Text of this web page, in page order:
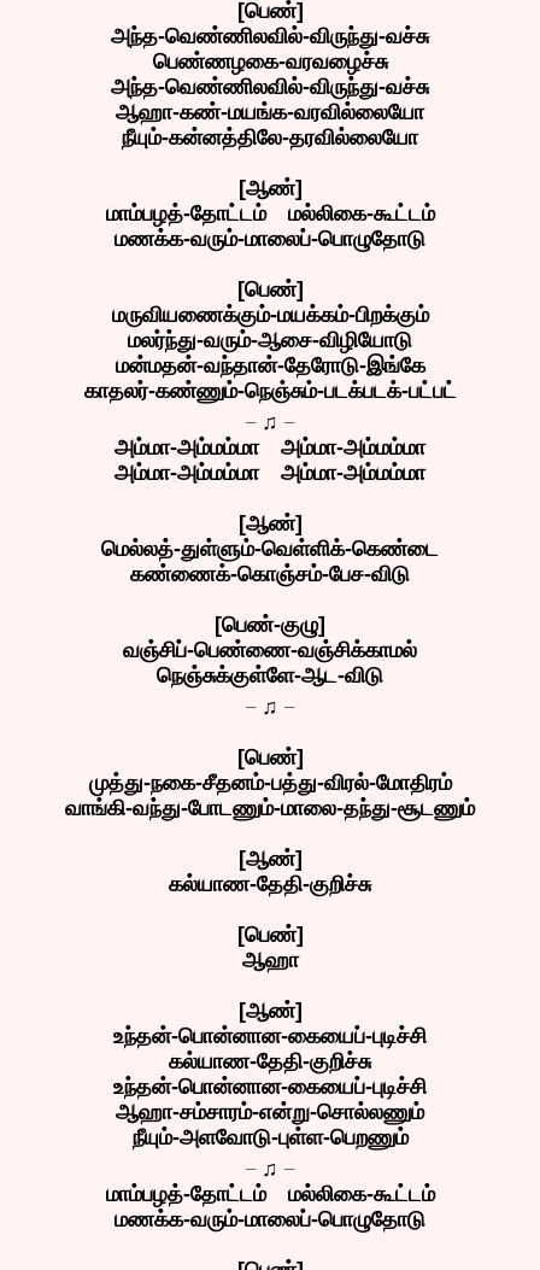
[பெண்]
அந்த-வெண்ணிலவில்-விருந்து-வச்சு
பெண்ணழகை-வரவழைச்சு
அந்த-வெண்ணிலவில்-விருந்து-வச்சு
ஆஹா-கண்-மயங்க-வரவில்லையோ
நீயும்-கன்னத்திலே-தரவில்லையோ
[ஆண்]
மாம்பழத்-தோட்டம் மல்லிகை-கூட்டம்
மணக்க-வரும்-மாலைப்-பொழுதோடு
[பெண்]
மருவியணைக்கும்-மயக்கம்-பிறக்கும்
மலர்ந்து-வரும்-ஆசை-விழியோடு
மன்மதன்-வந்தான்-தேரோடு-இங்கே
காதலர்-கண்ணும்-நெஞ்சும்-படக்படக்-பட்பட்
♫
அம்மா-அம்மம்மா அம்மா-அம்மம்மா
அம்மா-அம்மம்மா அம்மா-அம்மம்மா
[ஆண்]
மெல்லத்-துள்ளும்-வெள்ளிக்-கெண்டை
கண்ணைக்-கொஞ்சம்-பேச-விடு
[பெண்-குழு]
வஞ்சிப்-பெண்ணை-வஞ்சிக்காமல்
நெஞ்சுக்குள்ளே-ஆட-விடு
♫
[பெண்]
முத்து-நகை-சீதனம்-பத்து-விரல்-மோதிரம்
வாங்கி-வந்து-போடணும்-மாலை-தந்து-சூடணும்
[ஆண்]
கல்யாண-தேதி-குறிச்சு
[பெண்]
ஆஹா
[ஆண்]
உந்தன்-பொன்னான-கையைப்-புடிச்சி
கல்யாண-தேதி-குறிச்சு
உந்தன்-பொன்னான-கையைப்-புடிச்சி
ஆஹா-சம்சாரம்-என்று-சொல்லணும்
நீயும்-அளவோடு-புள்ள-பெறணும்
♫
மாம்பழத்-தோட்டம் மல்லிகை-கூட்டம்
மணக்க-வரும்-மாலைப்-பொழுதோடு